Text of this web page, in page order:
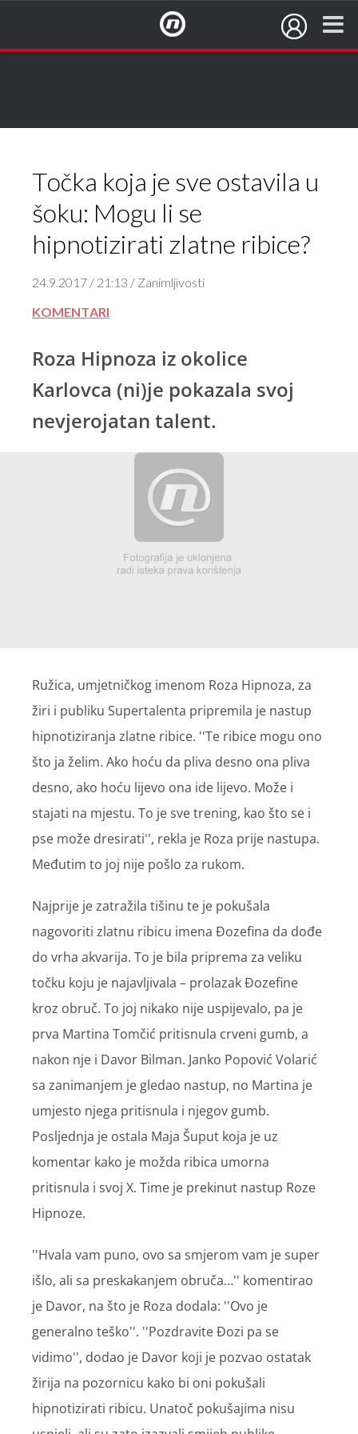
Točka koja je sve ostavila u
šoku: Mogu li se
hipnotizirati zlatne ribice?
24.9.2017 / 21:13 / Zanimljivosti
KOMENTARI
Roza Hipnoza iz okolice
Karlovca (ni)je pokazala svoj
nevjerojatan talent.
Ružica, umjetničkog imenom Roza Hipnoza, za
žiri i publiku Supertalenta pripremila je nastup
hipnotiziranja zlatne ribice. ''Te ribice mogu ono
što ja želim. Ako hoću da pliva desno ona pliva
desno, ako hoću lijevo ona ide lijevo. Može i
stajati na mjestu. To je sve trening, kao što se i
pse može dresirati'', rekla je Roza prije nastupa.
Međutim to joj nije pošlo za rukom.
Najprije je zatražila tišinu te je pokušala
nagovoriti zlatnu ribicu imena Đozefina da dođe
do vrha akvarija. To je bila priprema za veliku
točku koju je najavljivala – prolazak Đozefine
kroz obruč. To joj nikako nije uspijevalo, pa je
prva Martina Tomčić pritisnula crveni gumb, a
nakon nje i Davor Bilman. Janko Popović Volarić
sa zanimanjem je gledao nastup, no Martina je
umjesto njega pritisnula i njegov gumb.
Posljednja je ostala Maja Šuput koja je uz
komentar kako je možda ribica umorna
pritisnula i svoj X. Time je prekinut nastup Roze
Hipnoze.
''Hvala vam puno, ovo sa smjerom vam je super
išlo, ali sa preskakanjem obruča…'' komentirao
je Davor, na što je Roza dodala: ''Ovo je
generalno teško''. ''Pozdravite Đozi pa se
vidimo'', dodao je Davor koji je pozvao ostatak
žirija na pozornicu kako bi oni pokušali
hipnotizirati ribicu. Unatoč pokušajima nisu